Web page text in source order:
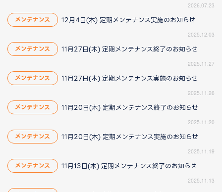
2026.07.23
メンテナンス 12月4日(木) 定期メンテナンス実施のお知らせ
2025.12.03
メンテナンス 11月27日(木) 定期メンテナンス終了のお知らせ
2025.11.27
メンテナンス 11月27日(木) 定期メンテナンス実施のお知らせ
2025.11.26
メンテナンス 11月20日(木) 定期メンテナンス終了のお知らせ
2025.11.20
メンテナンス 11月20日(木) 定期メンテナンス実施のお知らせ
2025.11.19
メンテナンス 11月13日(木) 定期メンテナンス終了のお知らせ
2025.11.13